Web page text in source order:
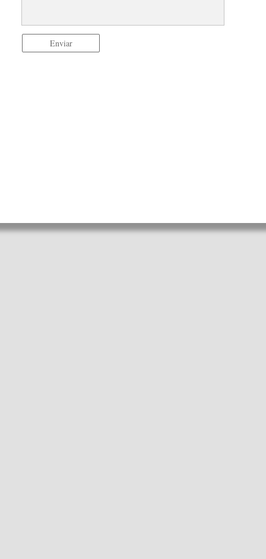
Enviar